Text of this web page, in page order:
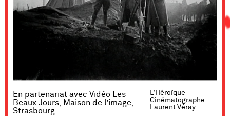
L’Héroïque
Cinématographe —
Laurent Véray
En partenariat avec Vidéo Les
Beaux Jours, Maison de l’image,
Strasbourg